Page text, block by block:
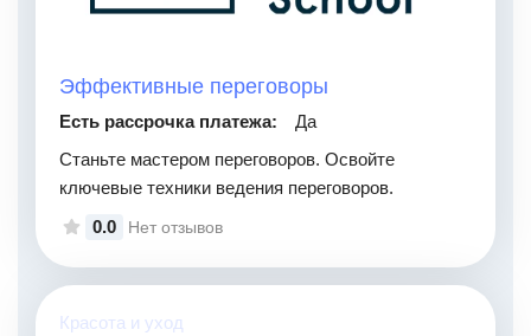
Эффективные переговоры
Есть рассрочка платежа:
Да
Станьте мастером переговоров. Освойте
ключевые техники ведения переговоров.
0.0
Нет отзывов
Красота и уход